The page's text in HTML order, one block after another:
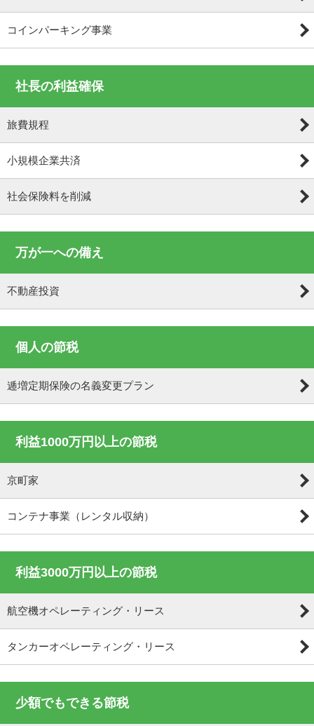
コインパーキング事業
社長の利益確保
旅費規程
小規模企業共済
社会保険料を削減
万が一への備え
不動産投資
個人の節税
逓増定期保険の名義変更プラン
利益1000万円以上の節税
京町家
コンテナ事業（レンタル収納）
利益3000万円以上の節税
航空機オペレーティング・リース
タンカーオペレーティング・リース
少額でもできる節税